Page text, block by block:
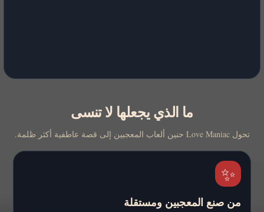
ما الذي يجعلها لا تنسى
تحول Love Maniac حنين ألعاب المعجبين إلى قصة عاطفية أكثر ظلمة.
✨
من صنع المعجبين ومستقلة